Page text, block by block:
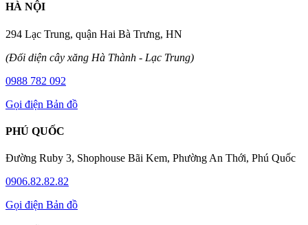
HÀ NỘI
294 Lạc Trung, quận Hai Bà Trưng, HN
(Đối diện cây xăng Hà Thành - Lạc Trung)
0988 782 092
Gọi điện Bản đồ
PHÚ QUỐC
Đường Ruby 3, Shophouse Bãi Kem, Phường An Thới, Phú Quốc
0906.82.82.82
Gọi điện Bản đồ